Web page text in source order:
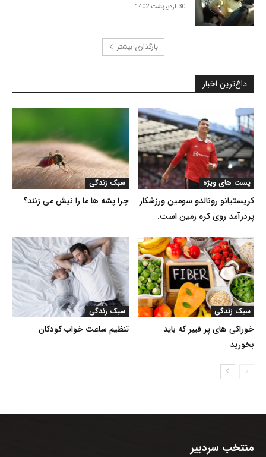
30 اردیبهشت 1402
بارگذاری بیشتر
داغ‌ترین اخبار
سبک زندگی
چرا پشه ها ما را نیش می زنند؟
پست های ویژه
کریستیانو رونالدو سومین ورزشکار
پردرآمد روی کره زمین است.
سبک زندگی
تنظیم ساعت خواب کودکان
سبک زندگی
خوراکی های پر فیبر که باید
بخورید
منتخب سردبیر